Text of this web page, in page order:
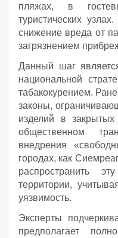
пляжах, в
туристических
снижение вреда от
загрязнением
Данный шаг
национальной
табакокурением.
законы,
изделий в
общественном
внедрения
городах, как
распространить
территории,
уязвимость.
Эксперты
предполагает